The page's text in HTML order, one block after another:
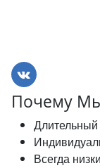
Почему
Всегда